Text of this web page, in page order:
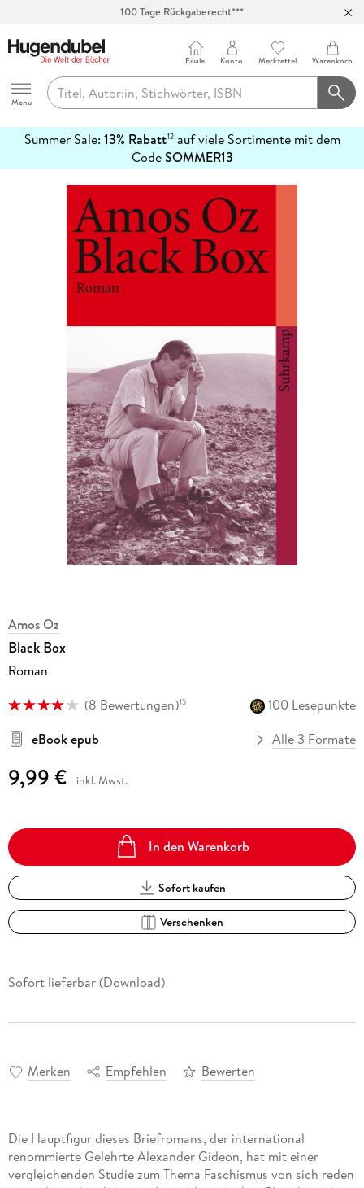
100 Tage Rückgaberecht***
Hugendubel
Menu
Filiale Konto Merkzettel Warenkorb
Summer Sale: 13% Rabatt12auf viele Sortimente mit dem
CodeSOMMER13
erfahren
Amos Oz
Black Box
Roman
(8 Bewertungen)15
100 Lesepunkte
eBook epub
Alle 3 Formate
9,99 € inkl. Mwst.
In den Warenkorb
Sofort kaufen
Verschenken
Sofort lieferbar (Download)
Merken Empfehlen Bewerten
Die Hauptfigur dieses Briefromans, der international
renommierte Gelehrte Alexander Gideon, hat mit einer
vergleichenden Studie zum Thema Faschismus von sich reden